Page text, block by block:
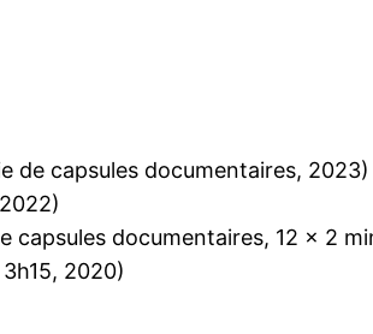
de capsules documentaires, 2023)
capsules documentaires, 12 x 2
2020)